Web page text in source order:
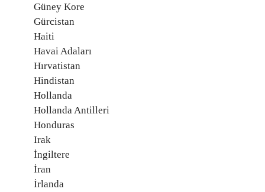
Güney Kore
Gürcistan
Haiti
Havai Adaları
Hırvatistan
Hindistan
Hollanda
Hollanda Antilleri
Honduras
Irak
İngiltere
İran
İrlanda